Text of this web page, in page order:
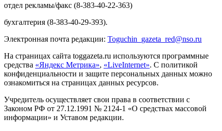
отдел рекламы/факс (8-383-40-22-363)
бухгалтерия (8-383-40-29-393).
Электронная почта редакции: Toguchin gazeta red@nso.ru
На страницах сайта toggazeta.ru используются программные
средства «Яндекс Метрика», «LiveInternet». С политикой
конфиденциальности и защите персональных данных можно
ознакомиться на страницах данных ресурсов.
Учредитель осуществляет свои права в соответствии с
Законом РФ от 27.12.1991 № 2124-1 «О средствах массовой
информации» и Уставом редакции.